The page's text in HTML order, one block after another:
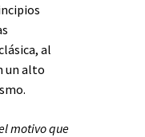
al
un alto
motivo que